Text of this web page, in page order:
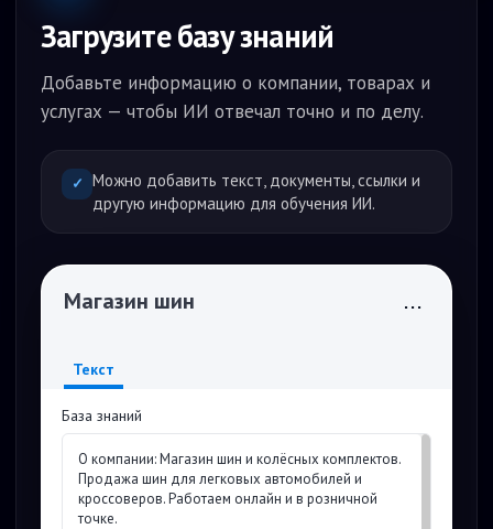
Загрузите базу знаний
Добавьте информацию о компании, товарах и
услугах — чтобы ИИ отвечал точно и по делу.
✓ Можно добавить текст, документы, ссылки и
другую информацию для обучения ИИ.
Магазин шин ...
Текст
База знаний
О компании: Магазин шин и колёсных комплектов.
Продажа шин для легковых автомобилей и
кроссоверов. Работаем онлайн и в розничной
точке.